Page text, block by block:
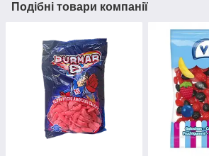
Подібні товари компанії